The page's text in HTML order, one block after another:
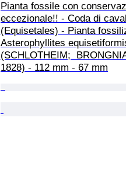
Pianta fossile con
eccezionale!! - Coda di
(Equisetales) - Pianta
Asterophyllites
(SCHLOTHEIM;
1828) - 112 mm - 67 mm